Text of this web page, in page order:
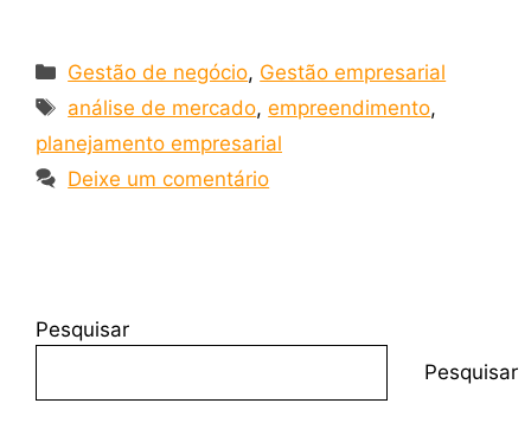
Gestão de negócio, Gestão empresarial
análise de mercado,empreendimento,
planejamento empresarial
Deixe um comentário
Pesquisar
Pesquisar